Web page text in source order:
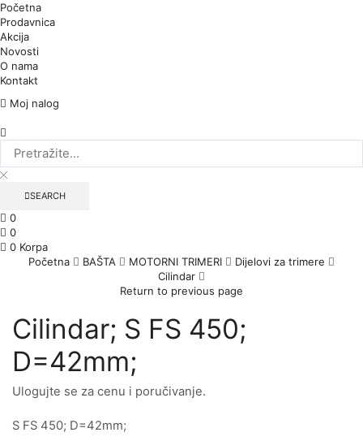
Početna
Prodavnica
Akcija
Novosti
O nama
Kontakt
Moj nalog
SEARCH
0
0
0 Korpa
Početna
BAŠTA MOTORNI TRIMERI
Dijelovi za trimere
Cilindar
Return to previous page
Cilindar; S FS 450;
D=42mm;
Ulogujte se za cenu i poručivanje.
S FS 450; D=42mm;